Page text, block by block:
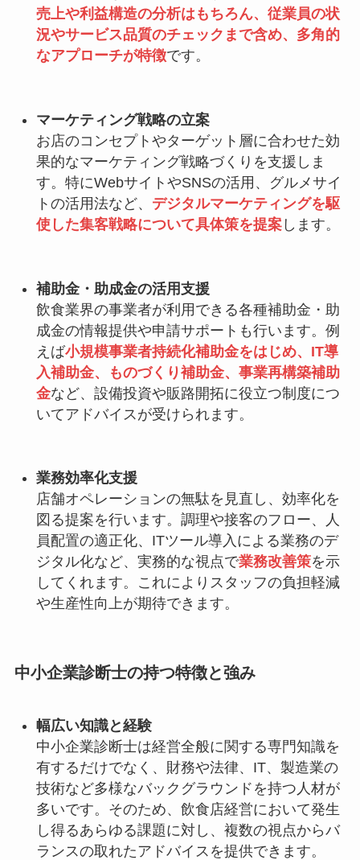
売上や利益構造の分析はもちろん、従業員の状
況やサービス品質のチェックまで含め、多角的
なアプローチが特徴です。
マーケティング戦略の立案
お店のコンセプトやターゲット層に合わせた効
果的なマーケティング戦略づくりを支援しま
す。特にWebサイトやSNSの活用、グルメサイ
トの活用法など、 デジタルマーケティングを駆
使した集客戦略について具体策を提案します。
補助金・助成金の活用支援
飲食業界の事業者が利用できる各種補助金・助
成金の情報提供や申請サポートも行います。例
えば小規模事業者持続化補助金をはじめ、IT導
入補助金、ものづくり補助金、事業再構築補助
金など、設備投資や販路開拓に役立つ制度につ
いてアドバイスが受けられます。
業務効率化支援
店舗オペレーションの無駄を見直し、効率化を
図る提案を行います。調理や接客のフロー、人
員配置の適正化、ITツール導入による業務のデ
ジタル化など、実務的な視点で業務改善策を示
してくれます。これによりスタッフの負担軽減
や生産性向上が期待できます。
中小企業診断士の持つ特徴と強み
幅広い知識と経験
中小企業診断士は経営全般に関する専門知識を
有するだけでなく、財務や法律、IT、製造業の
技術など多様なバックグラウンドを持つ人材が
多いです。そのため、飲食店経営において発生
し得るあらゆる課題に対し、複数の視点からバ
ランスの取れたアドバイスを提供できます。